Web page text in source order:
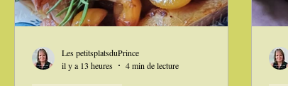
Grillades, barbecues et plancha Healthy, léger, ou
Les petitsplatsduPrince
il y a 13 heures
4 min de lecture